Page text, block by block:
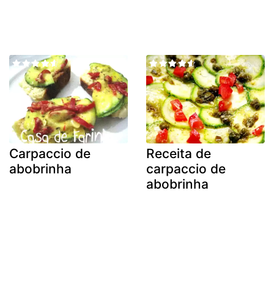
Carpaccio de
abobrinha
Receita de
carpaccio de
abobrinha